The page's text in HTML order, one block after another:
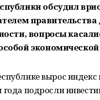
обсудил
вопросы
вырос
года подросли